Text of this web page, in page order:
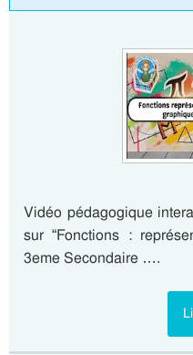
Vidéo pédagogique
sur “Fonctions :
3eme Secondaire ….